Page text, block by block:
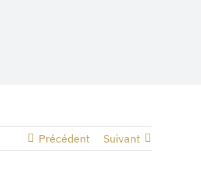
Précédent Suivant